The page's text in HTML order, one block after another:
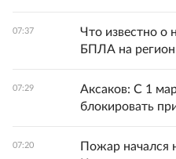
07:37
Что известно о
БПЛА на
07:29
Аксаков: С 1
блокировать
07:20
Пожар начался